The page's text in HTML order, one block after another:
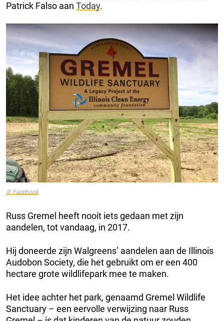
Patrick Falso aan Today.
© Facebook
Russ Gremel heeft nooit iets gedaan met zijn
aandelen, tot vandaag, in 2017.
Hij doneerde zijn Walgreens’ aandelen aan de Illinois
Audobon Society, die het gebruikt om er een 400
hectare grote wildlifepark mee te maken.
Het idee achter het park, genaamd Gremel Wildlife
Sanctuary – een eervolle verwijzing naar Russ